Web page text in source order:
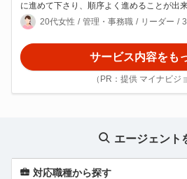
に進めて下さり、順序よく進めることが出来
20代女性
管理・事務職 リーダー
サービス内容をも
（PR：提供 マイナビジ
エージェント
対応職種から探す